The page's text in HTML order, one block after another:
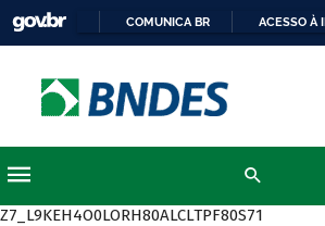
COMUNICA BR ACESSO À
Z7_L9KEH4O0LORH80ALCLTPF80S71